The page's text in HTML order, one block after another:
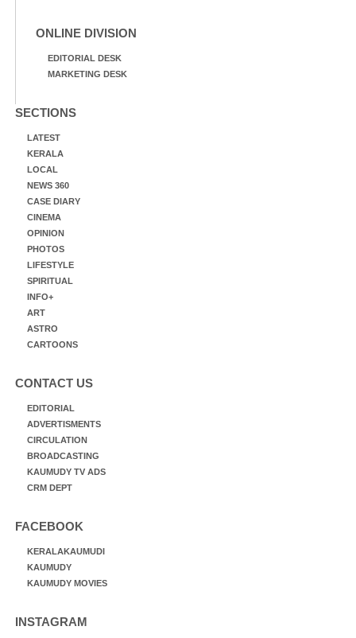
ONLINE DIVISION
EDITORIAL DESK
MARKETING DESK
SECTIONS
LATEST
KERALA
LOCAL
NEWS 360
CASE DIARY
CINEMA
OPINION
PHOTOS
LIFESTYLE
SPIRITUAL
INFO+
ART
ASTRO
CARTOONS
CONTACT US
EDITORIAL
ADVERTISMENTS
CIRCULATION
BROADCASTING
KAUMUDY TV ADS
CRM DEPT
FACEBOOK
KERALAKAUMUDI
KAUMUDY
KAUMUDY MOVIES
INSTAGRAM